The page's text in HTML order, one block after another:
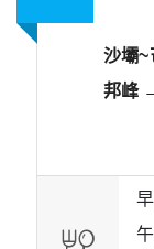
沙壩
邦峰